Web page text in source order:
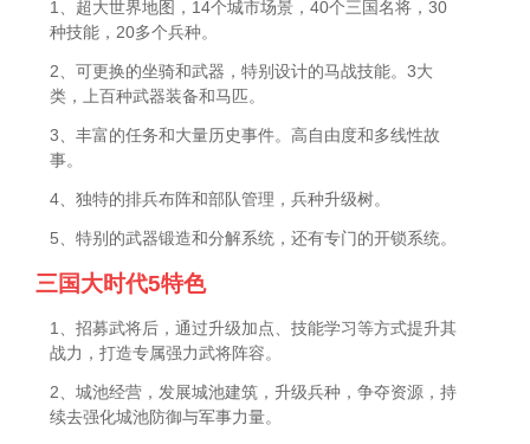
1、超大世界地图，14个城市场景，40个三国名将，30
种技能，20多个兵种。
2、可更换的坐骑和武器，特别设计的马战技能。3大
类，上百种武器装备和马匹。
3、丰富的任务和大量历史事件。高自由度和多线性故
事。
4、独特的排兵布阵和部队管理，兵种升级树。
5、特别的武器锻造和分解系统，还有专门的开锁系统。
三国大时代5特色
1、招募武将后，通过升级加点、技能学习等方式提升其
战力，打造专属强力武将阵容。
2、城池经营，发展城池建筑，升级兵种，争夺资源，持
续去强化城池防御与军事力量。